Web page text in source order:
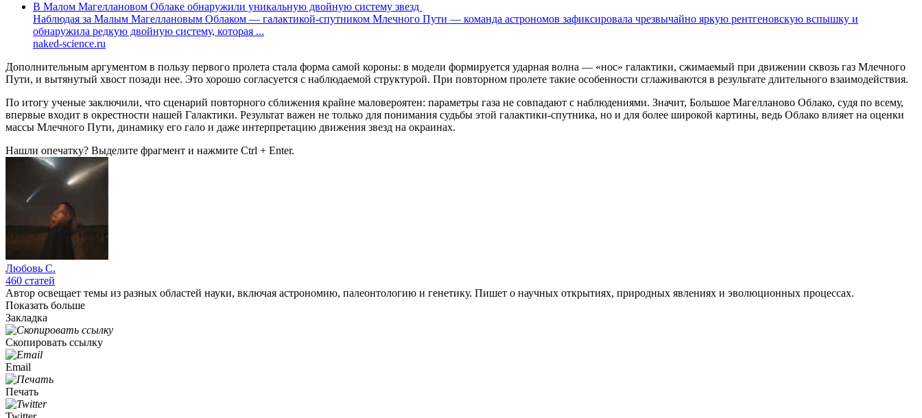
В Малом Магеллановом Облаке обнаружили уникальную двойную систему звезд
Наблюдая за Малым Магеллановым Облаком — галактикой-спутником Млечного Пути — команда астрономов зафиксировала чрезвычайно яркую рентгеновскую вспышку и
обнаружила редкую двойную систему, которая ...
naked-science.ru
Дополнительным аргументом в пользу первого пролета стала форма самой короны: в модели формируется ударная волна — «нос» галактики, сжимаемый при движении сквозь газ Млечного
Пути, и вытянутый хвост позади нее. Это хорошо согласуется с наблюдаемой структурой. При повторном пролете такие особенности сглаживаются в результате длительного взаимодействия.
По итогу ученые заключили, что сценарий повторного сближения крайне маловероятен: параметры газа не совпадают с наблюдениями. Значит, Большое Магелланово Облако, судя по всему,
впервые входит в окрестности нашей Галактики. Результат важен не только для понимания судьбы этой галактики-спутника, но и для более широкой картины, ведь Облако влияет на оценки
массы Млечного Пути, динамику его гало и даже интерпретацию движения звезд на окраинах.
Нашли опечатку? Выделите фрагмент и нажмите Ctrl + Enter.
Любовь С.
460 статей
Автор освещает темы из разных областей науки, включая астрономию, палеонтологию и генетику. Пишет о научных открытиях, природных явлениях и эволюционных процессах.
Показать больше
Закладка
Скопировать ссылку
Email
Печать